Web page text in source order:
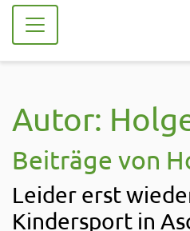
Autor:
Beiträge von
Leider erst
Kindersport in